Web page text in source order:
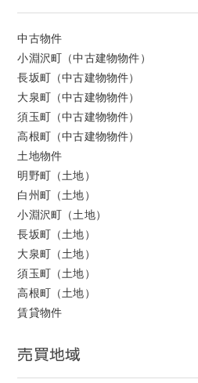
中古物件
小淵沢町（中古建物物件）
長坂町（中古建物物件）
大泉町（中古建物物件）
須玉町（中古建物物件）
高根町（中古建物物件）
土地物件
明野町（土地）
白州町（土地）
小淵沢町（土地）
長坂町（土地）
大泉町（土地）
須玉町（土地）
高根町（土地）
賃貸物件
売買地域